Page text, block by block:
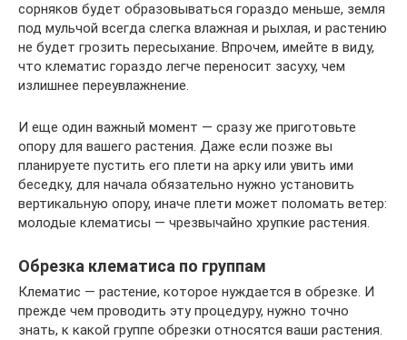
сорняков будет образовываться гораздо меньше, земля
под мульчой всегда слегка влажная и рыхлая, и растению
не будет грозить пересыхание. Впрочем, имейте в виду,
что клематис гораздо легче переносит засуху, чем
излишнее переувлажнение.
И еще один важный момент — сразу же приготовьте
опору для вашего растения. Даже если позже вы
планируете пустить его плети на арку или увить ими
беседку, для начала обязательно нужно установить
вертикальную опору, иначе плети может поломать ветер:
молодые клематисы — чрезвычайно хрупкие растения.
Обрезка клематиса по группам
Клематис — растение, которое нуждается в обрезке. И
прежде чем проводить эту процедуру, нужно точно
знать, к какой группе обрезки относятся ваши растения.